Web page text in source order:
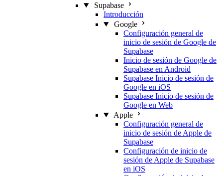
Supabase
Introducción
Google
Configuración general de
inicio de sesión de Google de
Supabase
Inicio de sesión de Google de
Supabase en Android
Supabase Inicio de sesión de
Google en iOS
Supabase Inicio de sesión de
Google en Web
Apple
Configuración general de
inicio de sesión de Apple de
Supabase
Configuración de inicio de
sesión de Apple de Supabase
en iOS